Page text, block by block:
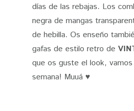
días de las rebajas. Los
negra de mangas
de hebilla. Os enseño
gafas de estilo retro de
que os guste el look, vamos
semana! Muuá ♥